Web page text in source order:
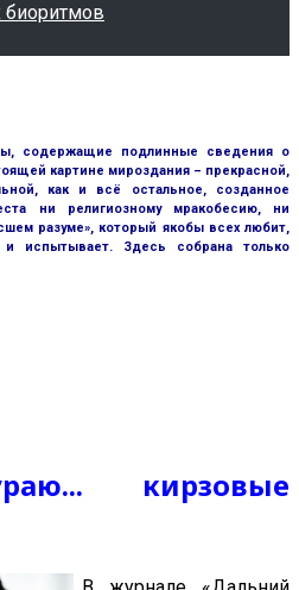
биоритмов
содержащие подлинные сведения о
картине мироздания – прекрасной,
как и всё остальное, созданное
ни религиозному мракобесию, ни
разуме», который якобы всех любит,
и испытывает. Здесь собрана только
кирзовые